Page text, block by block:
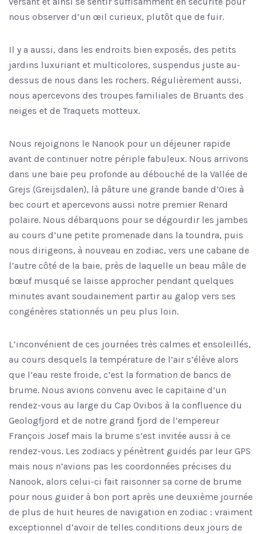
nous observer d’un œil curieux, plutôt que de fuir.
Il y a aussi, dans les endroits bien exposés, des petits
jardins luxuriant et multicolores, suspendus juste au-
dessus de nous dans les rochers. Régulièrement aussi,
nous apercevons des troupes familiales de Bruants des
neiges et de Traquets motteux.
Nous rejoignons le Nanook pour un déjeuner rapide
avant de continuer notre périple fabuleux. Nous arrivons
dans une baie peu profonde au débouché de la Vallée de
Grejs (Greijsdalen), là pâture une grande bande d’Oies à
bec court et apercevons aussi notre premier Renard
polaire. Nous débarquons pour se dégourdir les jambes
au cours d’une petite promenade dans la toundra, puis
nous dirigeons, à nouveau en zodiac, vers une cabane de
l’autre côté de la baie, près de laquelle un beau mâle de
bœuf musqué se laisse approcher pendant quelques
minutes avant soudainement partir au galop vers ses
congénères stationnés un peu plus loin.
L’inconvénient de ces journées très calmes et ensoleillés,
au cours desquels la température de l’air s’élève alors
que l’eau reste froide, c’est la formation de bancs de
brume. Nous avions convenu avec le capitaine d’un
rendez-vous au large du Cap Ovibos à la confluence du
Geologfjord et de notre grand fjord de l’empereur
François Josef mais la brume s’est invitée aussi à ce
rendez-vous. Les zodiacs y pénètrent guidés par leur GPS
mais nous n’avions pas les coordonnées précises du
Nanook, alors celui-ci fait raisonner sa corne de brume
pour nous guider à bon port après une deuxième journée
de plus de huit heures de navigation en zodiac : vraiment
exceptionnel d’avoir de telles conditions deux jours de